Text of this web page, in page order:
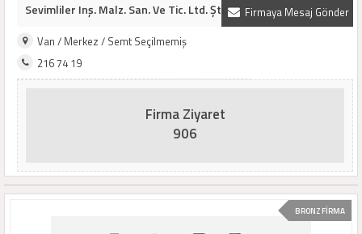
Firmaya Mesaj Gönder
Sevimliler Inş. Malz. San. Ve Tic. Ltd. Şti.
Van / Merkez / Semt Seçilmemiş
216 74 19
Firma Ziyaret
906
BRONZ FİRMA